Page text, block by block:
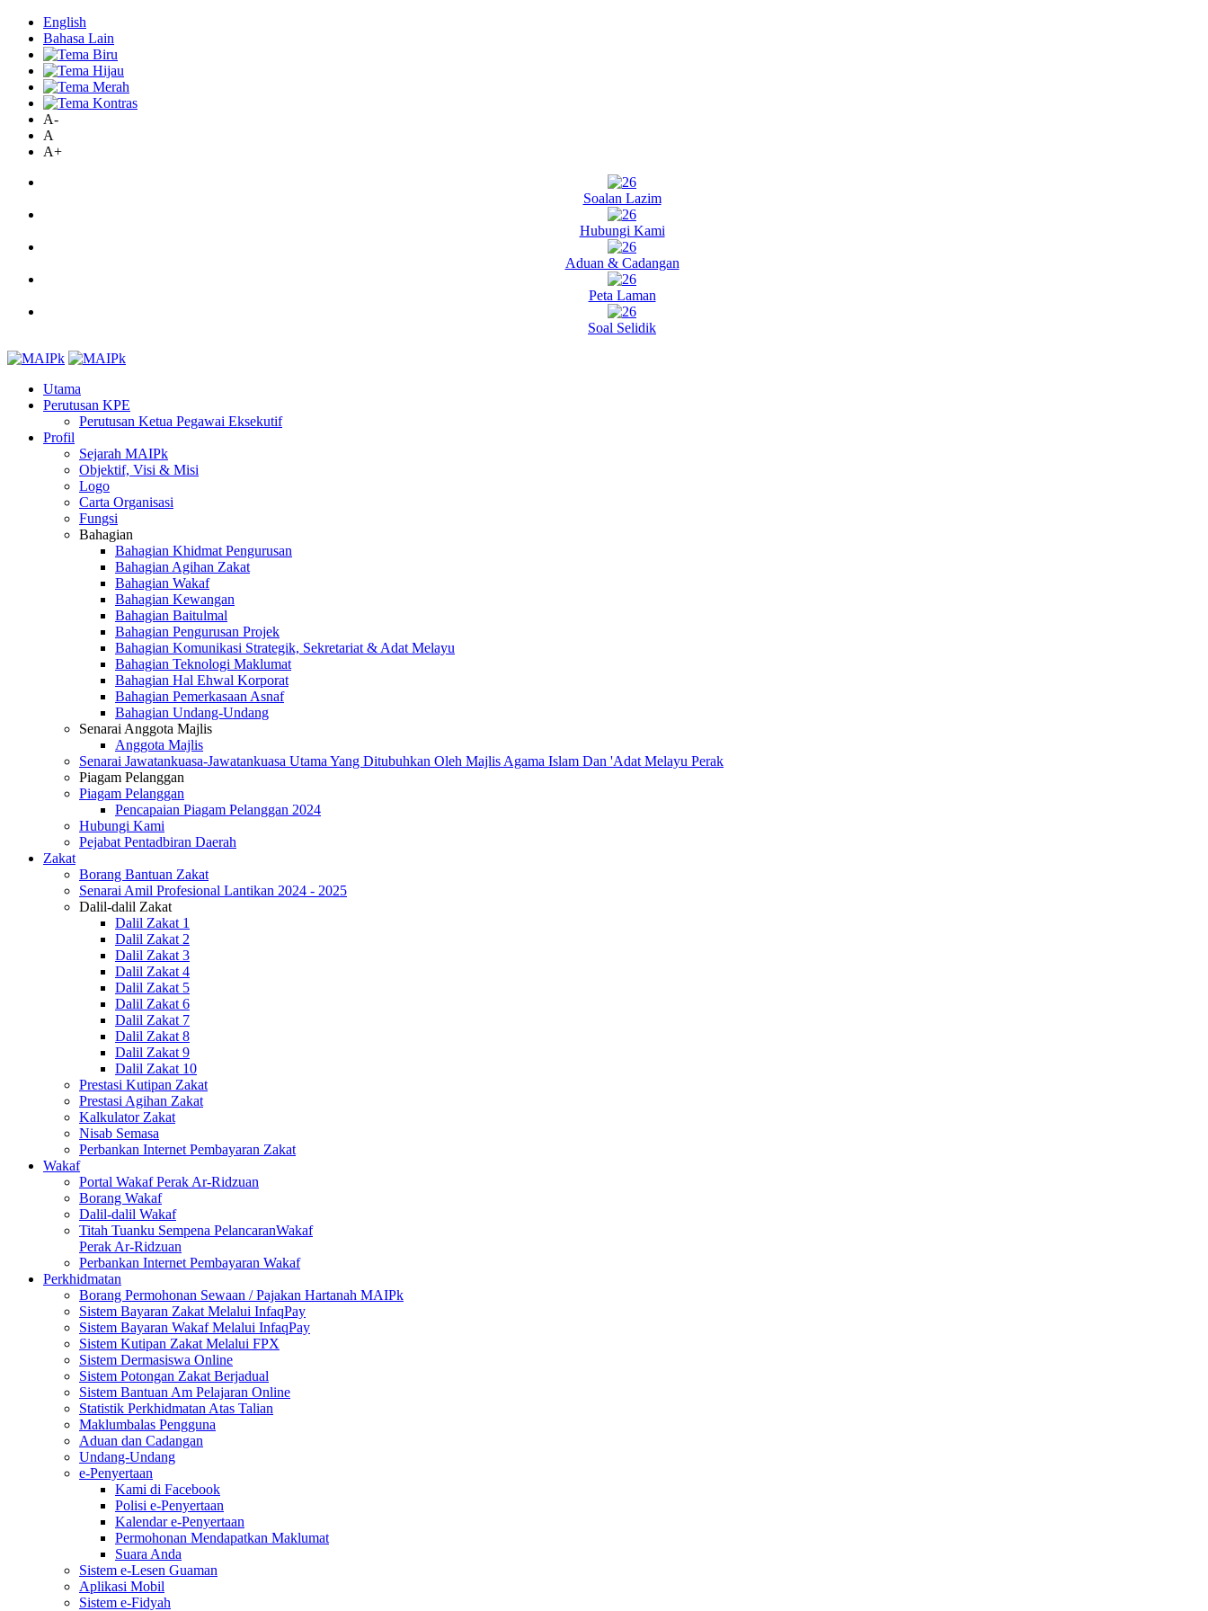
English
Bahasa Lain
A-
A
A+
Soalan Lazim
Hubungi Kami
Aduan & Cadangan
Peta Laman
Soal Selidik
Utama
Perutusan KPE
Perutusan Ketua Pegawai Eksekutif
Profil
Sejarah MAIPk
Objektif, Visi & Misi
Logo
Carta Organisasi
Fungsi
Bahagian
Bahagian Khidmat Pengurusan
Bahagian Agihan Zakat
Bahagian Wakaf
Bahagian Kewangan
Bahagian Baitulmal
Bahagian Pengurusan Projek
Bahagian Komunikasi Strategik, Sekretariat & Adat Melayu
Bahagian Teknologi Maklumat
Bahagian Hal Ehwal Korporat
Bahagian Pemerkasaan Asnaf
Bahagian Undang-Undang
Senarai Anggota Majlis
Anggota Majlis
Senarai Jawatankuasa-Jawatankuasa Utama Yang Ditubuhkan Oleh Majlis Agama Islam Dan 'Adat Melayu Perak
Piagam Pelanggan
Piagam Pelanggan
Pencapaian Piagam Pelanggan 2024
Hubungi Kami
Pejabat Pentadbiran Daerah
Zakat
Borang Bantuan Zakat
Senarai Amil Profesional Lantikan 2024 - 2025
Dalil-dalil Zakat
Dalil Zakat 1
Dalil Zakat 2
Dalil Zakat 3
Dalil Zakat 4
Dalil Zakat 5
Dalil Zakat 6
Dalil Zakat 7
Dalil Zakat 8
Dalil Zakat 9
Dalil Zakat 10
Prestasi Kutipan Zakat
Prestasi Agihan Zakat
Kalkulator Zakat
Nisab Semasa
Perbankan Internet Pembayaran Zakat
Wakaf
Portal Wakaf Perak Ar-Ridzuan
Borang Wakaf
Dalil-dalil Wakaf
Titah Tuanku Sempena PelancaranWakaf
Perak Ar-Ridzuan
Perbankan Internet Pembayaran Wakaf
Perkhidmatan
Borang Permohonan Sewaan / Pajakan Hartanah MAIPk
Sistem Bayaran Zakat Melalui InfaqPay
Sistem Bayaran Wakaf Melalui InfaqPay
Sistem Kutipan Zakat Melalui FPX
Sistem Dermasiswa Online
Sistem Potongan Zakat Berjadual
Sistem Bantuan Am Pelajaran Online
Statistik Perkhidmatan Atas Talian
Maklumbalas Pengguna
Aduan dan Cadangan
Undang-Undang
e-Penyertaan
Kami di Facebook
Polisi e-Penyertaan
Kalendar e-Penyertaan
Permohonan Mendapatkan Maklumat
Suara Anda
Sistem e-Lesen Guaman
Aplikasi Mobil
Sistem e-Fidyah